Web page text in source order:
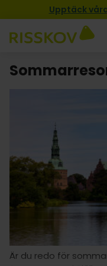
Upptäck
Är du redo för